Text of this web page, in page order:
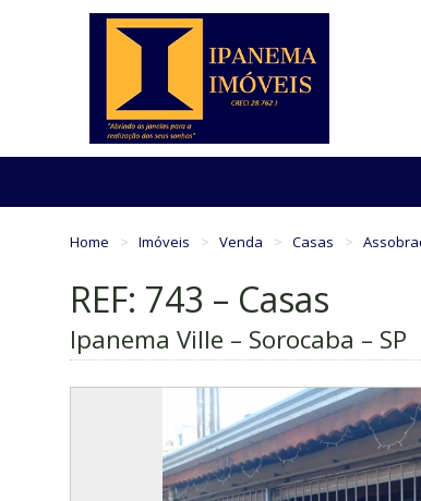
Home Imóveis Venda Casas
REF: 743 – Casas
Ipanema Ville – Sorocaba – SP